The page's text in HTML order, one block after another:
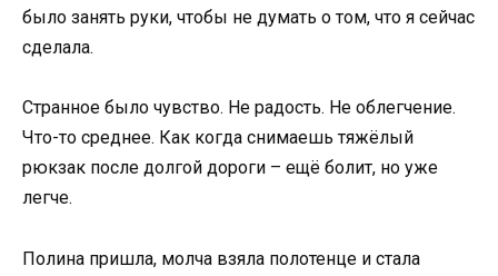
было занять руки, чтобы не думать о том, что я сейчас
сделала.
Странное было чувство. Не радость. Не облегчение.
Что-то среднее. Как когда снимаешь тяжёлый
рюкзак после долгой дороги – ещё болит, но уже
легче.
Полина пришла, молча взяла полотенце и стала